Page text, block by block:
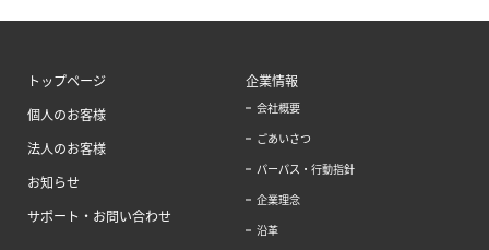
トップページ
個人のお客様
法人のお客様
お知らせ
サポート・お問い合わせ
企業情報
会社概要
ごあいさつ
パーパス・行動指針
企業理念
沿革